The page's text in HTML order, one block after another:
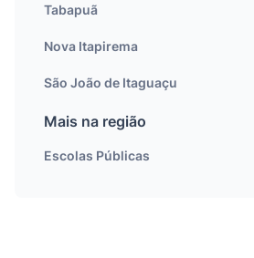
Tabapuã
Nova Itapirema
São João de Itaguaçu
Mais na região
Escolas Públicas